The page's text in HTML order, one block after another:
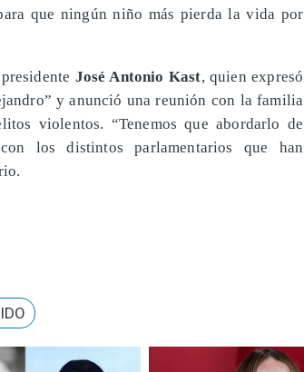
que ningún niño más pierda la vida por
José Antonio Kast, quien expresó
y anunció una reunión con la familia
violentos. “Tenemos que abordarlo de
los distintos parlamentarios que han